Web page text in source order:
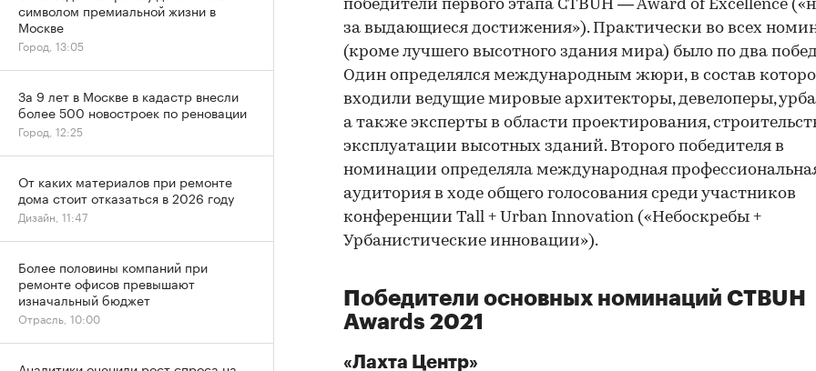
победители первого этапа CTBUH — Award of Excellence
за выдающиеся достижения»). Практически во всех
(кроме лучшего высотного здания мира) было по два
Один определялся международным жюри, в состав
входили ведущие мировые архитекторы, девелоперы,
а также эксперты в области проектирования,
эксплуатации высотных зданий. Второго победителя в
номинации определяла международная
аудитория в ходе общего голосования среди участников
конференции Tall + Urban Innovation («Небоскребы +
Урбанистические инновации»).
Победители основных номинаций CTBUH
Awards 2021
«Лахта Центр»
символом премиальной жизни в
Москве
Город, 13:05
За 9 лет в Москве в кадастр внесли
более 500 новостроек по реновации
Город, 12:25
От каких материалов при ремонте
дома стоит отказаться в 2026 году
Дизайн, 11:47
Более половины компаний при
ремонте офисов превышают
изначальный бюджет
Отрасль, 10:00